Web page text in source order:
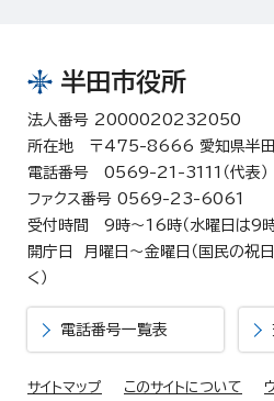
半田市役所
法人番号 2000020232050
所在地 〒475-8666 愛知県半田
電話番号 0569-21-3111（代表
ファクス番号 0569-23-6061
受付時間 9時～16時（水曜日は9時
開庁日 月曜日～金曜日（国民の祝
く）
電話番号一覧表
サイトマップ このサイトについて